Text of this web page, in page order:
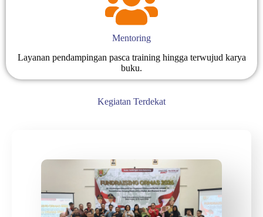
Mentoring
Layanan pendampingan pasca training hingga terwujud karya
buku.
Kegiatan Terdekat